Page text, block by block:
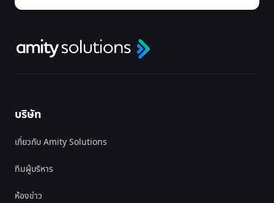
บริษัท
เกี่ยวกับ Amity Solutions
ทีมผู้บริหาร
ห้องข่าว